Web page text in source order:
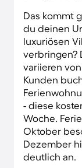
Das kommt
du deinen
luxuriösen
verbringen?
variieren
Kunden
- diese
Woche.
Oktober
Dezember
deutlich an.